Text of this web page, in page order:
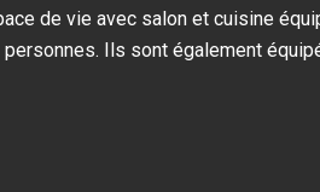
de vie avec salon et cuisine
personnes. Ils sont également